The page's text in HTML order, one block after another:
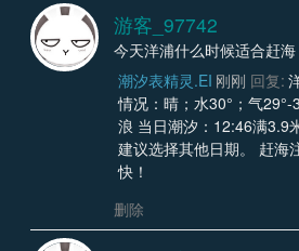
游客_97742
今天洋浦什么时候适合赶海
潮汐表精灵.EI 刚刚 回复:
情况：晴；水30°；气29°-
浪 当日潮汐：12:46满3.9
建议选择其他日期。 赶海
快！
删除